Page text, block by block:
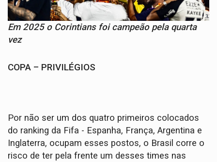
Em 2025 o Corintians foi campeão pela quarta
vez
COPA – PRIVILÉGIOS
Por não ser um dos quatro primeiros colocados
do ranking da Fifa - Espanha, França, Argentina e
Inglaterra, ocupam esses postos, o Brasil corre o
risco de ter pela frente um desses times nas